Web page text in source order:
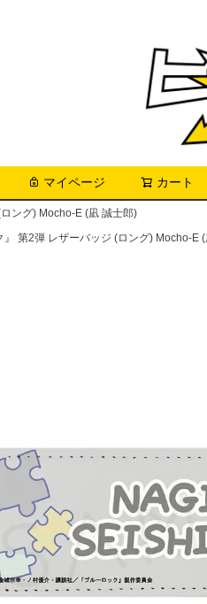
マイページ カート
ング) Mocho-E (凪 誠士郎)
第2弾 レザーバッジ (ロング) Mocho-E